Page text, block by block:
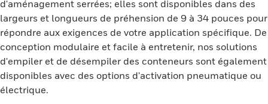
d'aménagement serrées; elles sont disponibles dans des
largeurs et longueurs de préhension de 9 à 34 pouces pour
répondre aux exigences de votre application spécifique. De
conception modulaire et facile à entretenir, nos solutions
d'empiler et de désempiler des conteneurs sont également
disponibles avec des options d'activation pneumatique ou
électrique.